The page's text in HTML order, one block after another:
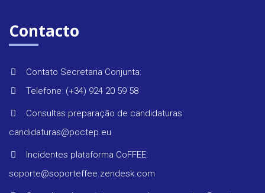
Contacto
Contato Secretaria Conjunta:
Telefone: (+34) 924 20 59 58
Consultas preparação de candidaturas:
candidaturas@poctep.eu
Incidentes plataforma CoFFEE:
soporte@soporteffee.zendesk.com